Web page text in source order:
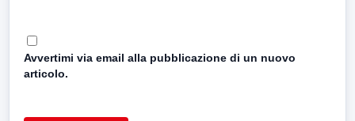
Avvertimi via email alla pubblicazione di un nuovo
articolo.